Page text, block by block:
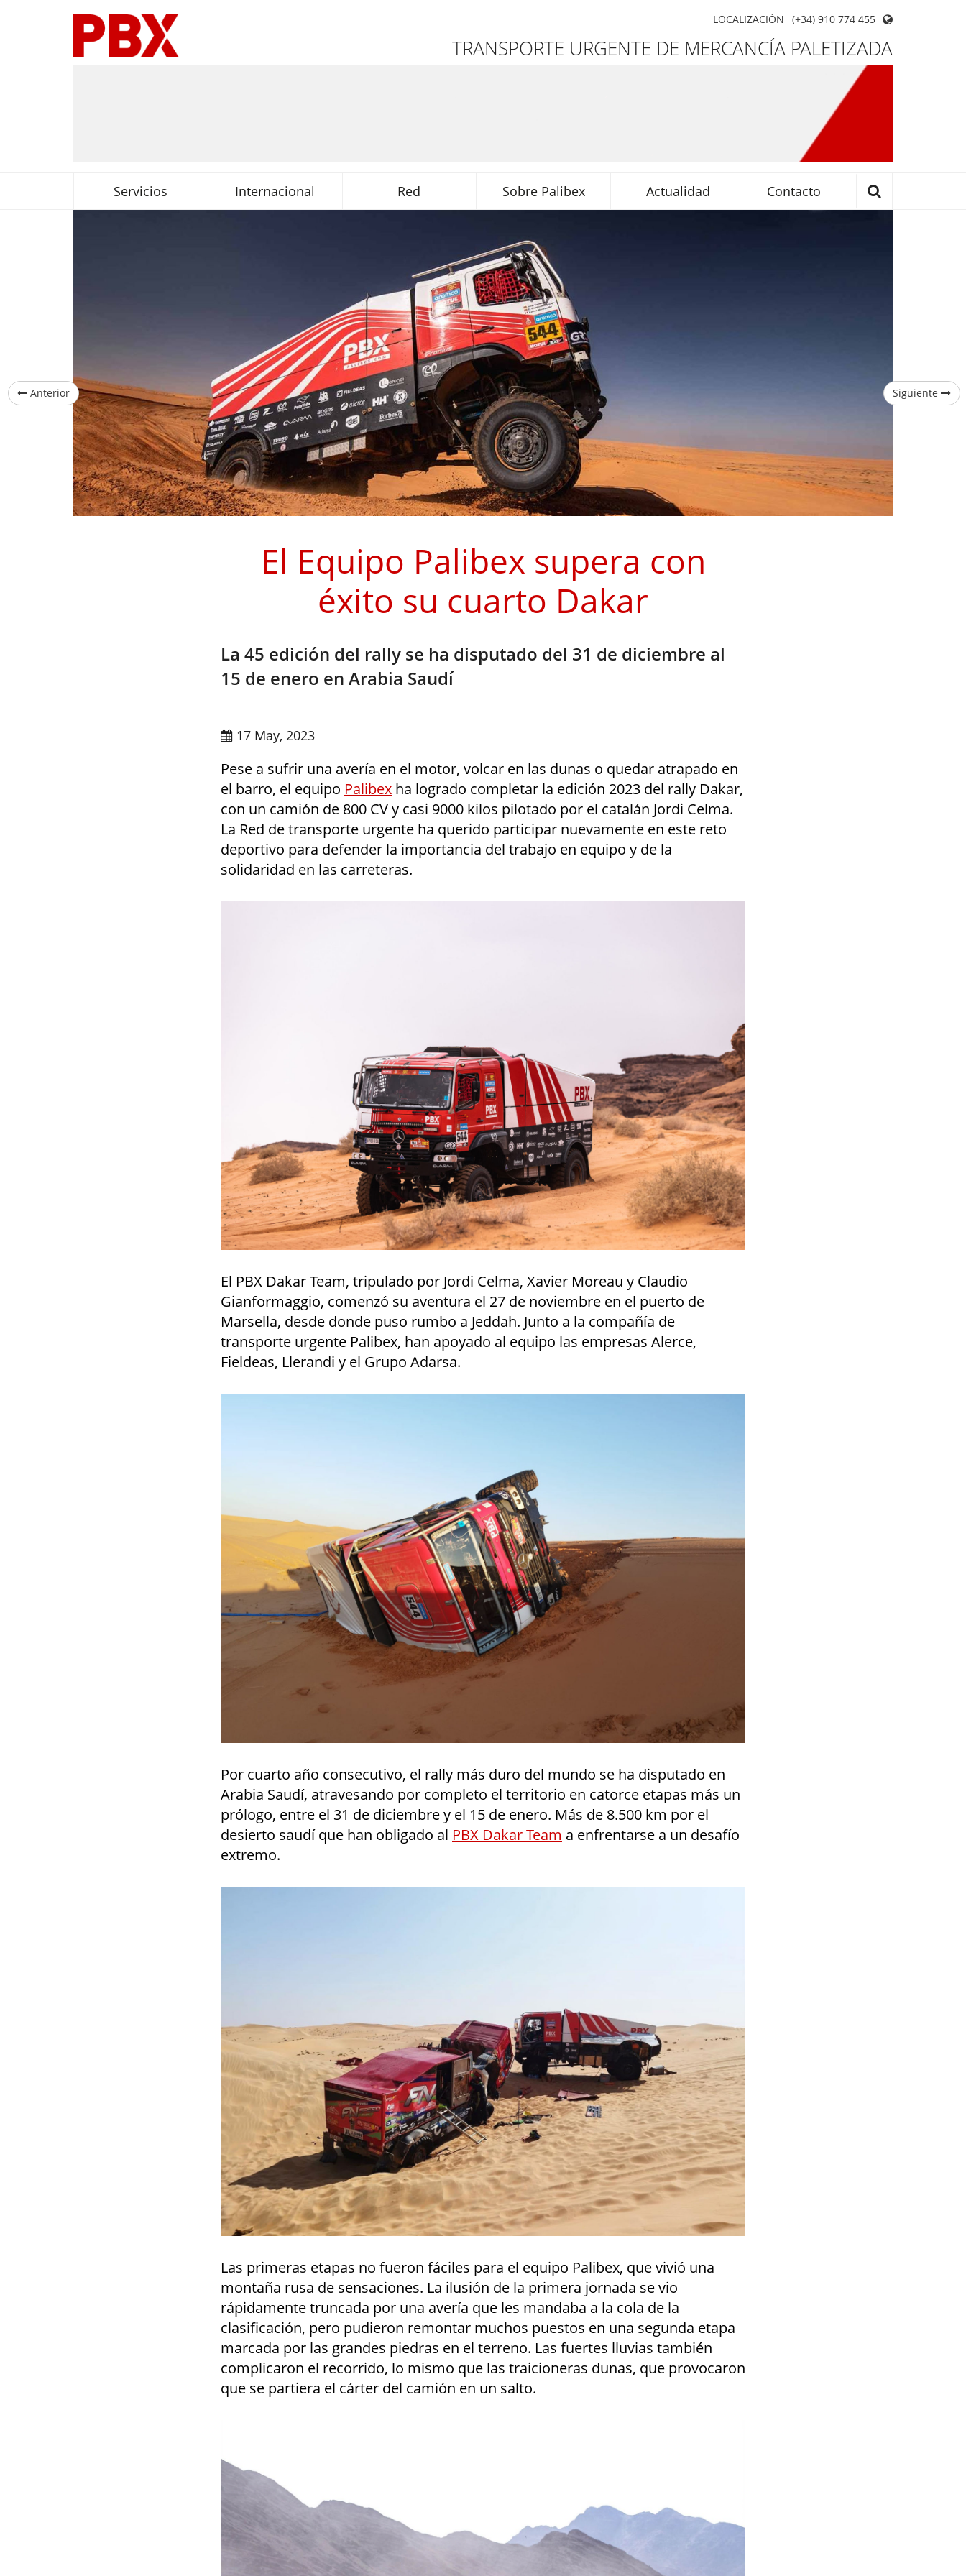
LOCALIZACIÓN (+34) 910 774 455
TRANSPORTE URGENTE DE MERCANCÍA PALETIZADA
Servicios Internacional Red Sobre Palibex Actualidad Contacto
El Equipo Palibex supera con
éxito su cuarto Dakar
La 45 edición del rally se ha disputado del 31 de diciembre al
15 de enero en Arabia Saudí
17 May, 2023
Pese a sufrir una avería en el motor, volcar en las dunas o quedar atrapado en
el barro, el equipo Palibex ha logrado completar la edición 2023 del rally Dakar,
con un camión de 800 CV y casi 9000 kilos pilotado por el catalán Jordi Celma.
La Red de transporte urgente ha querido participar nuevamente en este reto
deportivo para defender la importancia del trabajo en equipo y de la
solidaridad en las carreteras.
El PBX Dakar Team, tripulado por Jordi Celma, Xavier Moreau y Claudio
Gianformaggio, comenzó su aventura el 27 de noviembre en el puerto de
Marsella, desde donde puso rumbo a Jeddah. Junto a la compañía de
transporte urgente Palibex, han apoyado al equipo las empresas Alerce,
Fieldeas, Llerandi y el Grupo Adarsa.
Por cuarto año consecutivo, el rally más duro del mundo se ha disputado en
Arabia Saudí, atravesando por completo el territorio en catorce etapas más un
prólogo, entre el 31 de diciembre y el 15 de enero. Más de 8.500 km por el
desierto saudí que han obligado al PBX Dakar Team a enfrentarse a un desafío
extremo.
Las primeras etapas no fueron fáciles para el equipo Palibex, que vivió una
montaña rusa de sensaciones. La ilusión de la primera jornada se vio
rápidamente truncada por una avería que les mandaba a la cola de la
clasificación, pero pudieron remontar muchos puestos en una segunda etapa
marcada por las grandes piedras en el terreno. Las fuertes lluvias también
complicaron el recorrido, lo mismo que las traicioneras dunas, que provocaron
que se partiera el cárter del camión en un salto.
Anterior Siguiente